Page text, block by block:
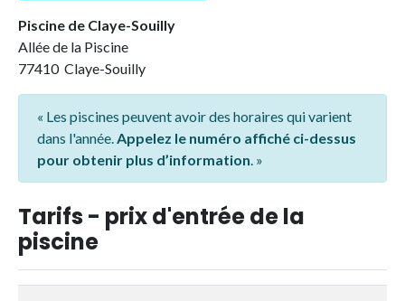
Piscine de Claye-Souilly
Allée de la Piscine
77410 Claye-Souilly
« Les piscines peuvent avoir des horaires qui varient
dans l'année.Appelez le numéro affiché ci-dessus
pour obtenir plus d’information. »
Tarifs - prix d'entrée de la
piscine